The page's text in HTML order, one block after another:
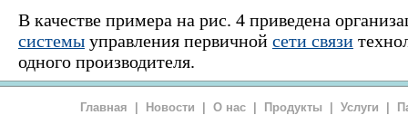
В качестве примера на рис. 4 приведена
системы управления первичной сети связи
одного производителя.
Главная Новости О нас Продукты Услуги